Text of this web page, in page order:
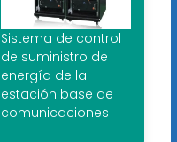
Sistema de control
de suministro de
energía de la
estación base de
comunicaciones